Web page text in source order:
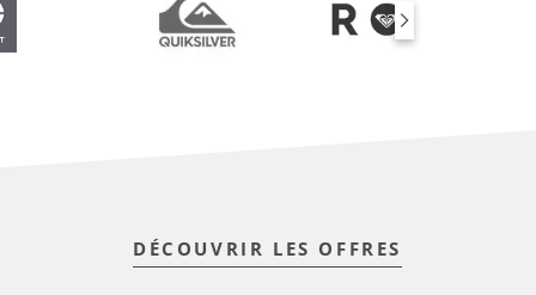
DÉCOUVRIR LES OFFRES